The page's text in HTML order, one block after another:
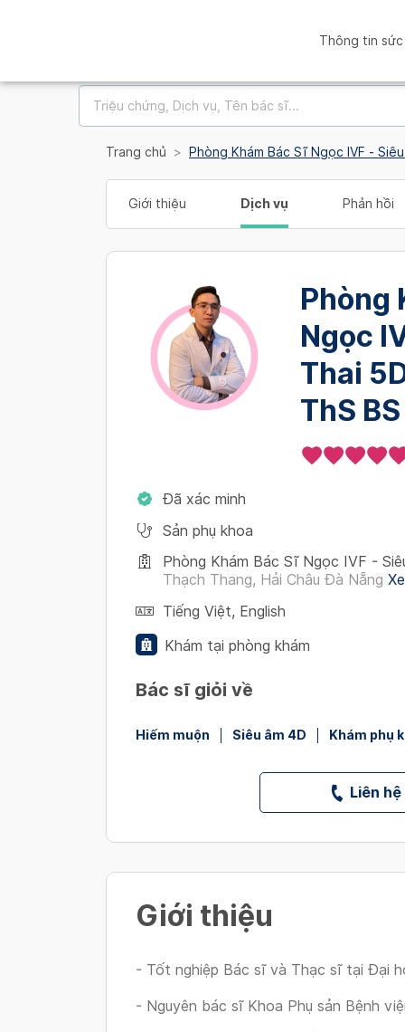
Thông tin
Trang chủ Phòng Khám Bác Sĩ Ngọc IVF -
Giới thiệu Dịch vụ Phản hồi
Phòng
Ngọc
Thai
ThS
Đã xác minh
Sản phụ khoa
Phòng Khám Bác Sĩ Ngọc IVF -
Thạch Thang, Hải Châu Đà Nẵng
Tiếng Việt, English
Khám tại phòng khám
Bác sĩ giỏi về
Hiếm muộn Siêu âm 4D Khám phụ
Liên
Giới thiệu
- Tốt nghiệp Bác sĩ và Thạc sĩ tại Đại
- Nguyên bác sĩ Khoa Phụ sản Bệnh